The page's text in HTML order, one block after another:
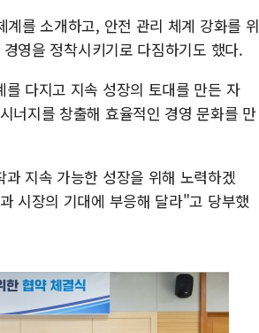
를 소개하고, 안전 관리 체계 강화를 위
영을 정착시키기로 다짐하기도 했다.
다지고 지속 성장의 토대를 만든 자
너지를 창출해 효율적인 경영 문화를 만
지속 가능한 성장을 위해 노력하겠
시장의 기대에 부응해 달라"고 당부했